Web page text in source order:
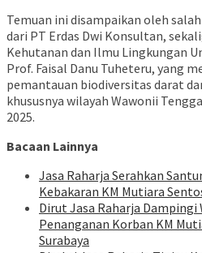
Temuan ini disampaikan oleh
dari PT Erdas Dwi Konsultan,
Kehutanan dan Ilmu Lingkungan
Prof. Faisal Danu Tuheteru, yang
pemantauan biodiversitas darat
khususnya wilayah Wawonii
2025.
Bacaan Lainnya
Jasa Raharja Serahkan
Kebakaran KM Mutiara
Dirut Jasa Raharja Dampingi
Penanganan Korban KM
Surabaya